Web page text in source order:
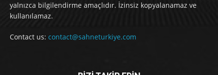
yalnızca bilgilendirme amaçlıdır. İzinsiz kopyalanamaz ve
kullanılamaz.
Contact us: contact@sahneturkiye.com